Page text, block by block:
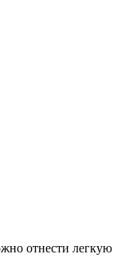
отнести легкую